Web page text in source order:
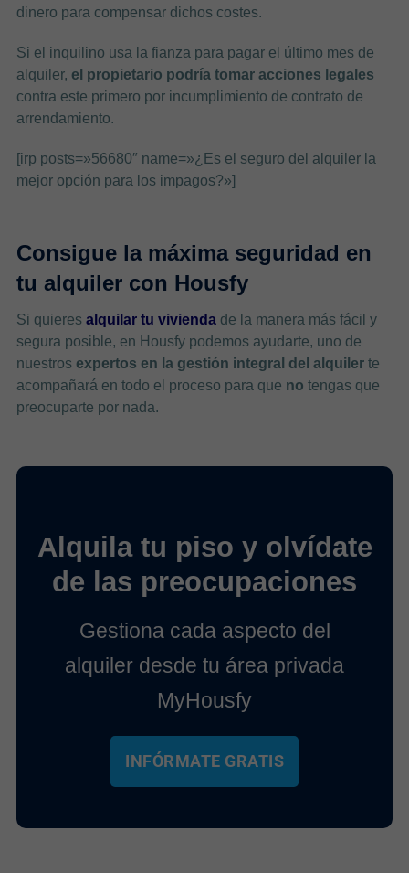
dinero para compensar dichos costes.
Si el inquilino usa la fianza para pagar el último mes de
alquiler, el propietario podría tomar acciones legales
contra este primero por incumplimiento de contrato de
arrendamiento.
[irp posts=»56680″ name=»¿Es el seguro del alquiler la
mejor opción para los impagos?»]
Consigue la máxima seguridad en
tu alquiler con Housfy
Si quieres alquilar tu viviendade la manera más fácil y
segura posible, en Housfy podemos ayudarte, uno de
nuestros expertos en la gestión integral del alquilerte
acompañará en todo el proceso para que no tengas que
preocuparte por nada.
Alquila tu piso y olvídate
de las preocupaciones
Gestiona cada aspecto del
alquiler desde tu área privada
MyHousfy
INFÓRMATE GRATIS